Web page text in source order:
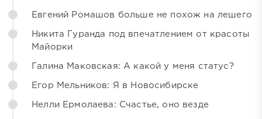
Евгений Ромашов больше не похож на лешего
Никита Гуранда под впечатлением от красоты
Майорки
Галина Маковская: А какой у меня статус?
Егор Мельников: Я в Новосибирске
Нелли Ермолаева: Счастье, оно везде